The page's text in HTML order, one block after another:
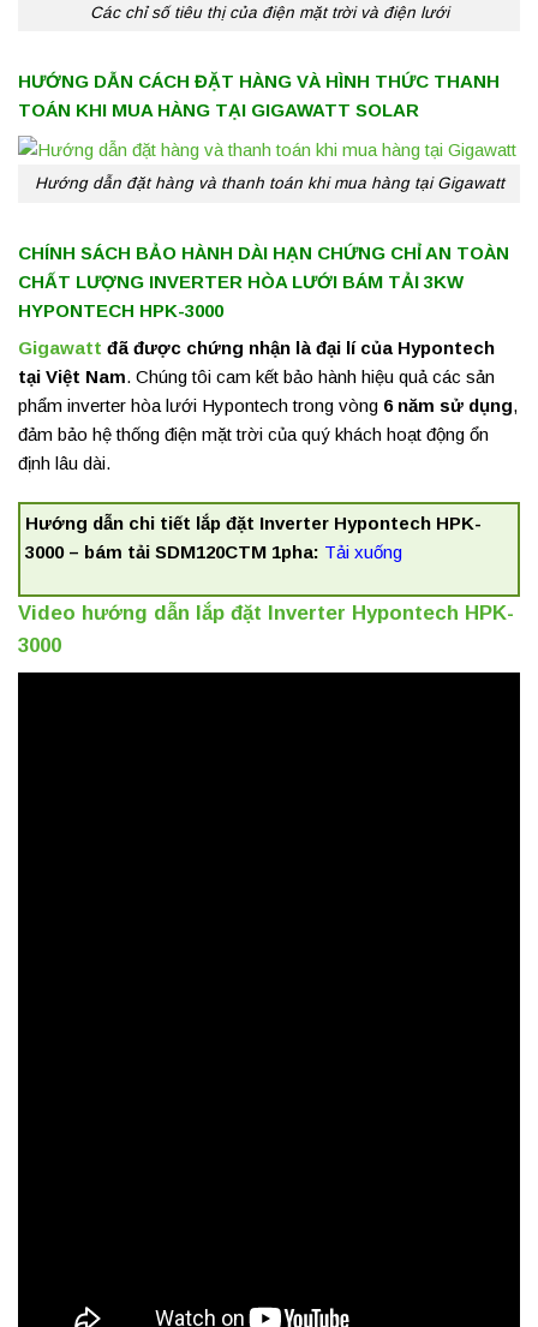
Các chỉ số tiêu thị của điện mặt trời và điện lưới
HƯỚNG DẪN CÁCH ĐẶT HÀNG VÀ HÌNH THỨC THANH
TOÁN KHI MUA HÀNG TẠI GIGAWATT SOLAR
Hướng dẫn đặt hàng và thanh toán khi mua hàng tại Gigawatt
CHÍNH SÁCH BẢO HÀNH DÀI HẠN CHỨNG CHỈ AN TOÀN
CHẤT LƯỢNG INVERTER HÒA LƯỚI BÁM TẢI 3KW
HYPONTECH HPK-3000
Gigawatt đã được chứng nhận là đại lí của Hypontech
tại Việt Nam. Chúng tôi cam kết bảo hành hiệu quả các sản
phẩm inverter hòa lưới Hypontech trong vòng 6 năm sử dụng,
đảm bảo hệ thống điện mặt trời của quý khách hoạt động ổn
định lâu dài.
Hướng dẫn chi tiết lắp đặt Inverter Hypontech HPK-
3000 – bám tải SDM120CTM 1pha: Tải xuống
Video hướng dẫn lắp đặt Inverter Hypontech HPK-
3000